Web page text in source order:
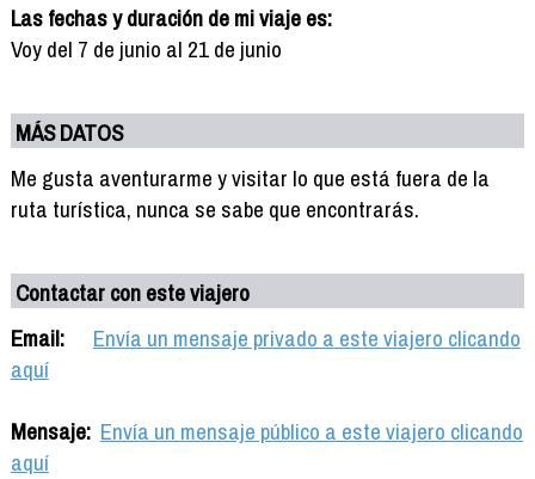
Las fechas y duración de mi viaje es:
Voy del 7 de junio al 21 de junio
MÁS DATOS
Me gusta aventurarme y visitar lo que está fuera de la
ruta turística, nunca se sabe que encontrarás.
Contactar con este viajero
Email:
Envía un mensaje privado a este viajero clicando
aquí
Mensaje: Envía un mensaje público a este viajero clicando
aquí